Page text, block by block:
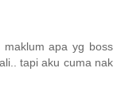
apa yg boss
tapi aku cuma nak